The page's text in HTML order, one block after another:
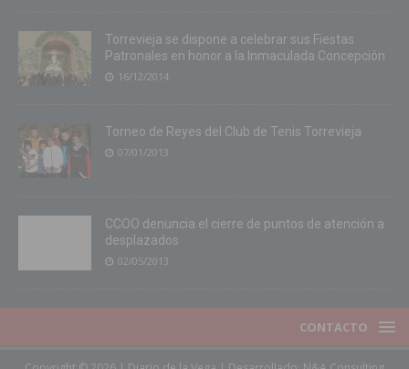
Torrevieja se dispone a celebrar sus Fiestas
Patronales en honor a la Inmaculada Concepción
16/12/2014
Torneo de Reyes del Club de Tenis Torrevieja
07/01/2013
CCOO denuncia el cierre de puntos de atención a
desplazados
02/05/2013
CONTACTO